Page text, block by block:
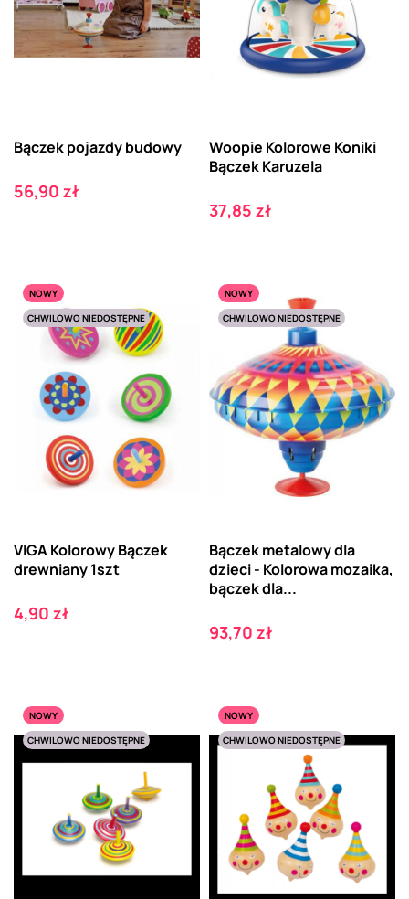
Bączek pojazdy budowy
Cena
56,90 zł
Woopie Kolorowe Koniki
Bączek Karuzela
Cena
37,85 zł
NOWY
CHWILOWO NIEDOSTĘPNE
VIGA Kolorowy Bączek
drewniany 1szt
Cena
4,90 zł
NOWY
CHWILOWO NIEDOSTĘPNE
Bączek metalowy dla
dzieci - Kolorowa mozaika,
bączek dla...
Cena
93,70 zł
NOWY
CHWILOWO NIEDOSTĘPNE
NOWY
CHWILOWO NIEDOSTĘPNE